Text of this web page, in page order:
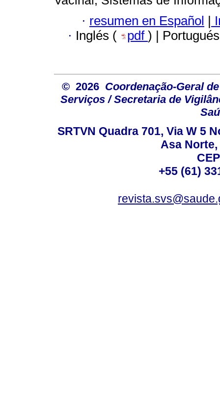
· resumen en Español
· Inglés ( pdf ) |
© 2026 Coordenação-Geral
Serviços / Secretaria de
SRTVN Quadra 701, Via W 5
Asa
+55 (61)